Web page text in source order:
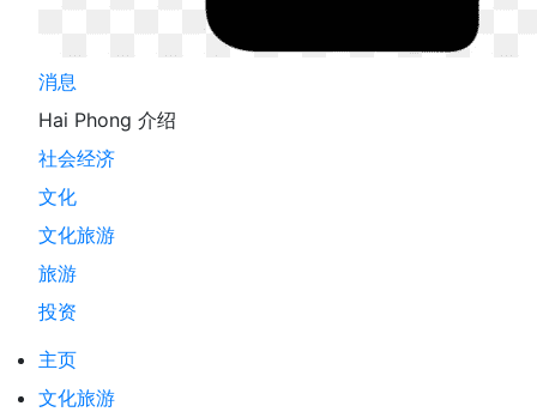
消息
Hai Phong 介绍
社会经济
文化
文化旅游
旅游
投资
主页
文化旅游